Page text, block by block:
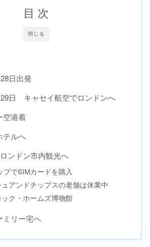
閉じる
目 次
日出発
日 キャセイ航空でロンドンへ
空港着
テルへ
ンドン市内観光へ
プでSIMカードを購入
アンドチップスの老舗は休業中
ク・ホームズ博物館
ミリー宅へ